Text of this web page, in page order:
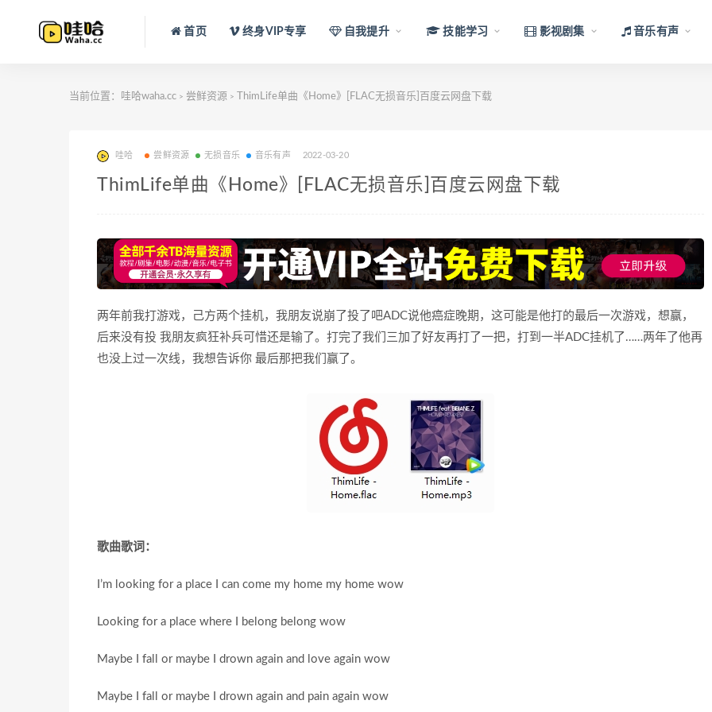
首页 终身VIP专享 自我提升 技能学习 影视剧集 音乐有声
当前位置： 哇哈waha.cc > 尝鲜资源 > ThimLife单曲《Home》[FLAC无损音乐]百度云网盘下载
哇哈 尝鲜资源 无损音乐 音乐有声 2022-03-20
ThimLife单曲《Home》[FLAC无损音乐]百度云网盘下载
两年前我打游戏，己方两个挂机，我朋友说崩了投了吧ADC说他癌症晚期，这可能是他打的最后一次游戏，想赢，
后来没有投 我朋友疯狂补兵可惜还是输了。打完了我们三加了好友再打了一把，打到一半ADC挂机了……两年了他再
也没上过一次线，我想告诉你 最后那把我们赢了。
歌曲歌词：
I’m looking for a place I can come my home my home wow
Looking for a place where I belong belong wow
Maybe I fall or maybe I drown again and love again wow
Maybe I fall or maybe I drown again and pain again wow